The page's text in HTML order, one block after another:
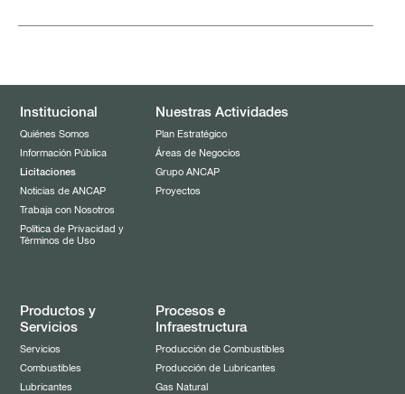
Institucional
Quiénes Somos
Información Pública
Licitaciones
Noticias de ANCAP
Trabaja con Nosotros
Política de Privacidad y
Términos de Uso
Nuestras Actividades
Plan Estratégico
Áreas de Negocios
Grupo ANCAP
Proyectos
Productos y
Servicios
Servicios
Combustibles
Lubricantes
Procesos e
Infraestructura
Producción de Combustibles
Producción de Lubricantes
Gas Natural